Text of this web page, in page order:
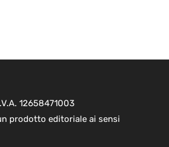
12658471003
prodotto editoriale ai sensi